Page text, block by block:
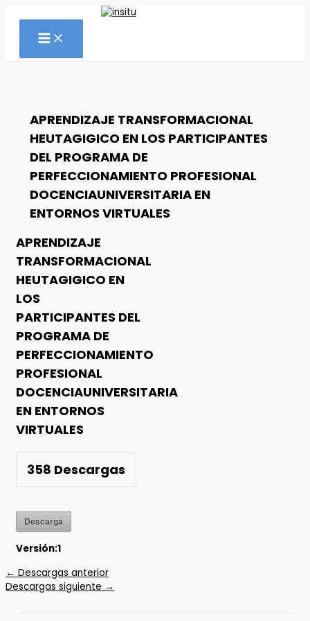
contenido
APRENDIZAJE TRANSFORMACIONAL
HEUTAGIGICO EN LOS PARTICIPANTES
DEL PROGRAMA DE
PERFECCIONAMIENTO PROFESIONAL
DOCENCIAUNIVERSITARIA EN
ENTORNOS VIRTUALES
APRENDIZAJE
TRANSFORMACIONAL
HEUTAGIGICO EN
LOS
PARTICIPANTES DEL
PROGRAMA DE
PERFECCIONAMIENTO
PROFESIONAL
DOCENCIAUNIVERSITARIA
EN ENTORNOS
VIRTUALES
358 Descargas
Descarga
Versión:1
← Descargas anterior
Descargas siguiente →